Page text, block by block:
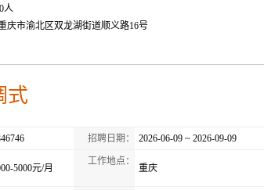
人
庆市渝北区双龙湖街道顺义路16号
式
招聘日期： 2026-06-09 ~ 2026-09-09
5000元/月
工作地点：
重庆